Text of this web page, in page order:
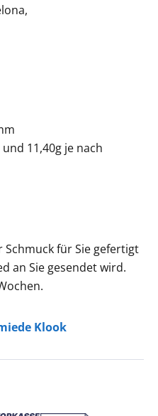
11,40g je nach
Schmuck für Sie gefertigt
an Sie gesendet wird.
Klook